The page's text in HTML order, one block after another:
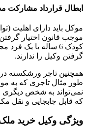
ابطال قرارداد مشارکت
موکل باید دارای اهلیت
موجب قانون اختیار
کودک 6 ساله یا یک
گرفتن وکیل را ندارند.
همچنین تاجر ورشکسته در
طور مثال تاجری که به
نمی‌تواند به شخص دیگری
که قابل جابجایی و نقل
ویژگی وکیل خرید